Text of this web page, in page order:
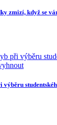
zmizí, když se
výběru